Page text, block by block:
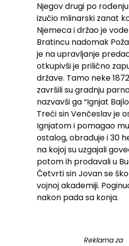
Njegov drugi po
izučio mlinarski zanat
Njemeca i držao je
Bratincu nadomak
je na upravljanje
otkupivši je prilično
države. Tamo neke
završili su gradnju
nazvavši ga “Ignjat
Treći sin Venčeslav je
Ignjatom i pomagao
ostalog, obrađuje i 30
na kojoj su uzgajali
potom ih prodavali u
Četvrti sin Jovan se
vojnoj akademiji.
nakon pada sa konja.
Reklama za